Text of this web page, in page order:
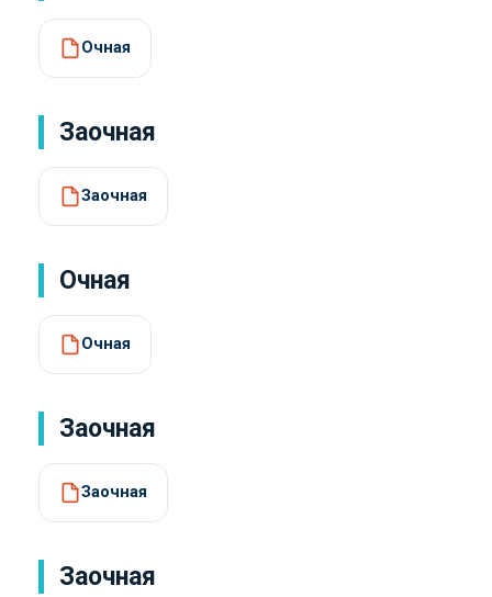
Очная
Заочная
Заочная
Очная
Очная
Заочная
Заочная
Заочная